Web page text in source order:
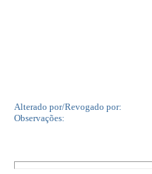
Alterado por/Revogado por:
Observações: